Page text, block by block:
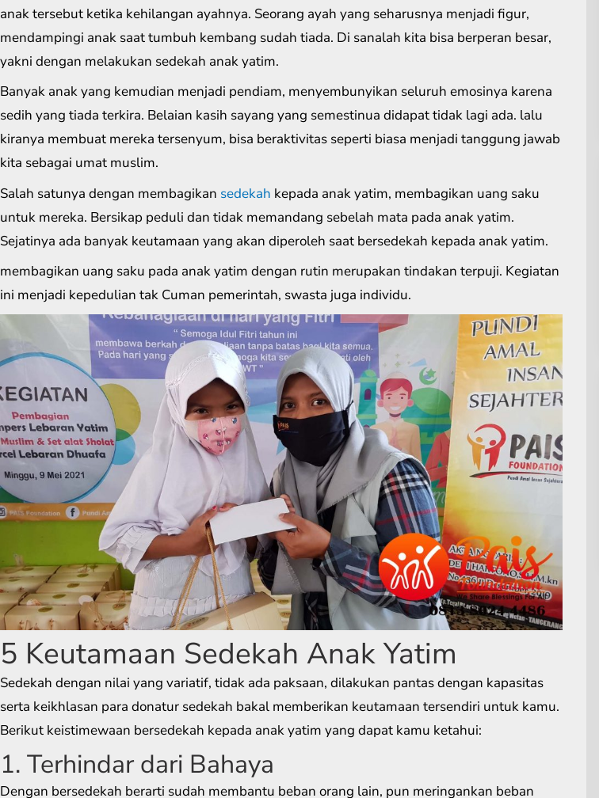
anak tersebut ketika kehilangan ayahnya. Seorang ayah yang seharusnya menjadi figur,
mendampingi anak saat tumbuh kembang sudah tiada. Di sanalah kita bisa berperan besar,
yakni dengan melakukan sedekah anak yatim.
Banyak anak yang kemudian menjadi pendiam, menyembunyikan seluruh emosinya karena
sedih yang tiada terkira. Belaian kasih sayang yang semestinua didapat tidak lagi ada. lalu
kiranya membuat mereka tersenyum, bisa beraktivitas seperti biasa menjadi tanggung jawab
kita sebagai umat muslim.
Salah satunya dengan membagikan sedekah kepada anak yatim, membagikan uang saku
untuk mereka. Bersikap peduli dan tidak memandang sebelah mata pada anak yatim.
Sejatinya ada banyak keutamaan yang akan diperoleh saat bersedekah kepada anak yatim.
membagikan uang saku pada anak yatim dengan rutin merupakan tindakan terpuji. Kegiatan
ini menjadi kepedulian tak Cuman pemerintah, swasta juga individu.
5 Keutamaan Sedekah Anak Yatim
Sedekah dengan nilai yang variatif, tidak ada paksaan, dilakukan pantas dengan kapasitas
serta keikhlasan para donatur sedekah bakal memberikan keutamaan tersendiri untuk kamu.
Berikut keistimewaan bersedekah kepada anak yatim yang dapat kamu ketahui:
1. Terhindar dari Bahaya
Dengan bersedekah berarti sudah membantu beban orang lain, pun meringankan beban